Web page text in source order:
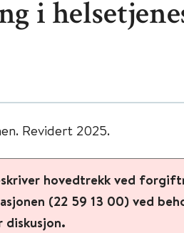
i
Revidert 2025.
hovedtrekk ved
(22 59 13 00) ved
diskusjon.